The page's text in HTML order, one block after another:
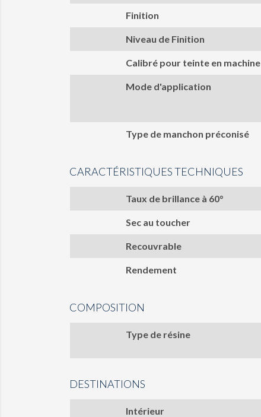
Finition
Niveau de Finition
Calibré pour teinte en machine
Mode d'application
Type de manchon préconisé
CARACTÉRISTIQUES TECHNIQUES
Taux de brillance à 60°
Sec au toucher
Recouvrable
Rendement
COMPOSITION
Type de résine
DESTINATIONS
Intérieur